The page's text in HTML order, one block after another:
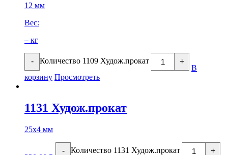
12 мм
Вес:
– кг
- Количество 1109 Худож.прокат +
В
корзину Просмотреть
1131 Худож.прокат
25х4 мм
- Количество 1131 Худож.прокат +